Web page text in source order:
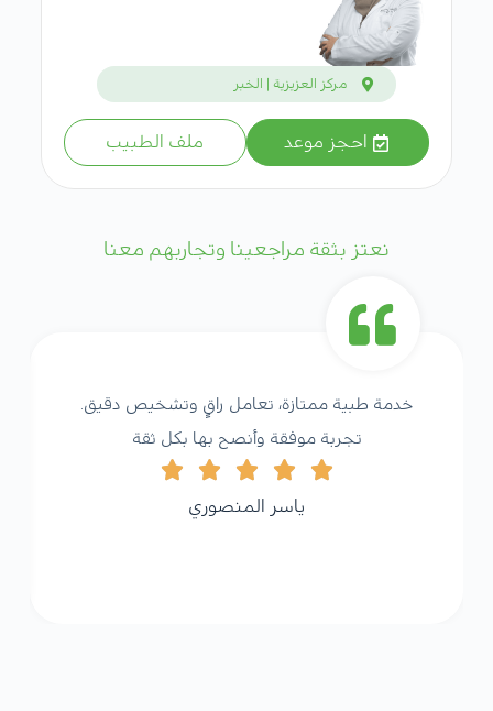
مركز العزيزية | الخبر
احجز موعد ملف الطبيب
نعتز بثقة مراجعينا وتجاربهم معنا
خدمة طبية ممتازة، تعامل راقٍ وتشخيص دقيق.
تجربة موفقة وأنصح بها بكل ثقة
ياسر المنصوري